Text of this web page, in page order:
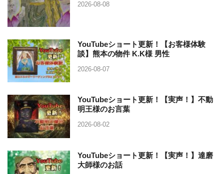
2026-08-08
YouTubeショート更新！【お客様体験
談】熊本の物件 K.K様 男性
2026-08-07
YouTubeショート更新！【実声！】不動
明王様のお言葉
2026-08-02
YouTubeショート更新！【実声！】達磨
大師様のお話